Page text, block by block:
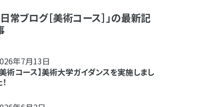
日常ブログ［美術コース］」の最新記
年7月13日
美術コース】美術大学ガイダンスを実施しまし